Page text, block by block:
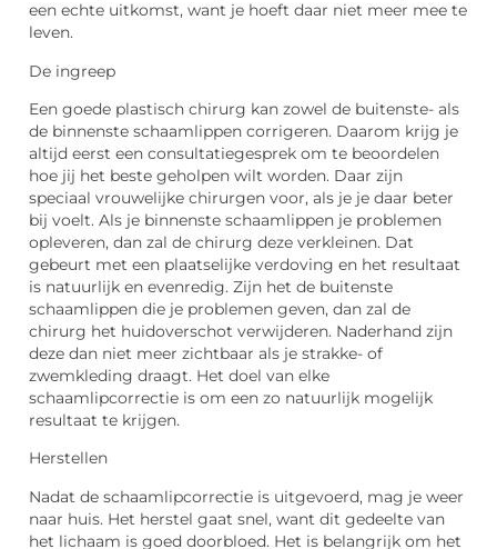
een echte uitkomst, want je hoeft daar niet meer mee te
leven.
De ingreep
Een goede plastisch chirurg kan zowel de buitenste- als
de binnenste schaamlippen corrigeren. Daarom krijg je
altijd eerst een consultatiegesprek om te beoordelen
hoe jij het beste geholpen wilt worden. Daar zijn
speciaal vrouwelijke chirurgen voor, als je je daar beter
bij voelt. Als je binnenste schaamlippen je problemen
opleveren, dan zal de chirurg deze verkleinen. Dat
gebeurt met een plaatselijke verdoving en het resultaat
is natuurlijk en evenredig. Zijn het de buitenste
schaamlippen die je problemen geven, dan zal de
chirurg het huidoverschot verwijderen. Naderhand zijn
deze dan niet meer zichtbaar als je strakke- of
zwemkleding draagt. Het doel van elke
schaamlipcorrectie is om een zo natuurlijk mogelijk
resultaat te krijgen.
Herstellen
Nadat de schaamlipcorrectie is uitgevoerd, mag je weer
naar huis. Het herstel gaat snel, want dit gedeelte van
het lichaam is goed doorbloed. Het is belangrijk om het